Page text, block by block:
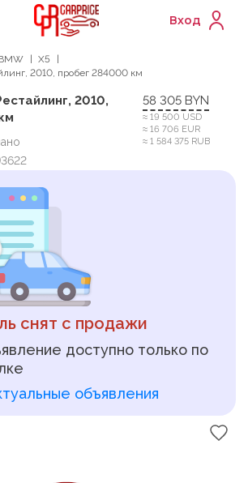
Вход
X5
2010, пробег 284000 км
2010,
58 305 BYN
≈ 19 500 USD
≈ 16 706 EUR
≈ 1 584 375 RUB
снят с продажи
доступно только по
объявления